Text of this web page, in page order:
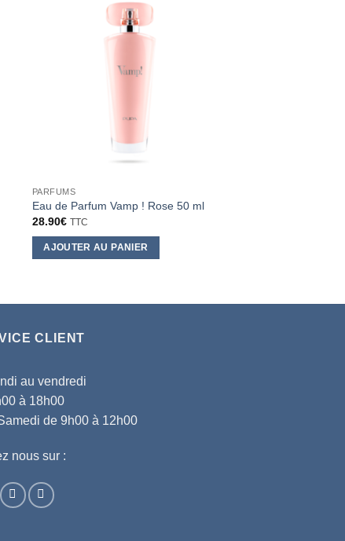
PARFUMS
Eau de Parfum Vamp ! Rose 50 ml
28.90€ TTC
AJOUTER AU PANIER
CLIENT
au vendredi
à 18h00
de 9h00 à 12h00
nous sur :